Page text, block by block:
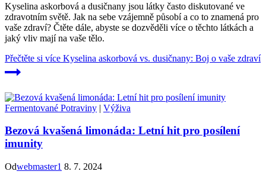
Kyselina askorbová a dusičnany jsou látky často diskutované ve
zdravotním světě. Jak na sebe vzájemně působí a co to znamená pro
vaše zdraví? Čtěte dále, abyste se dozvěděli více o těchto látkách a
jaký vliv mají na vaše tělo.
Přečtěte si více Kyselina askorbová vs. dusičnany: Boj o vaše zdraví
Fermentované Potraviny | Výživa
Bezová kvašená limonáda: Letní hit pro posílení
imunity
Odwebmaster1 8. 7. 2024